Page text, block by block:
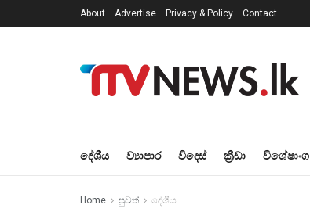
About Advertise Privacy & Policy Contact
දේශීය ව්‍යාපාර විදෙස් ක්‍රීඩා විශේෂාංග
Home පුවත් දේශීය